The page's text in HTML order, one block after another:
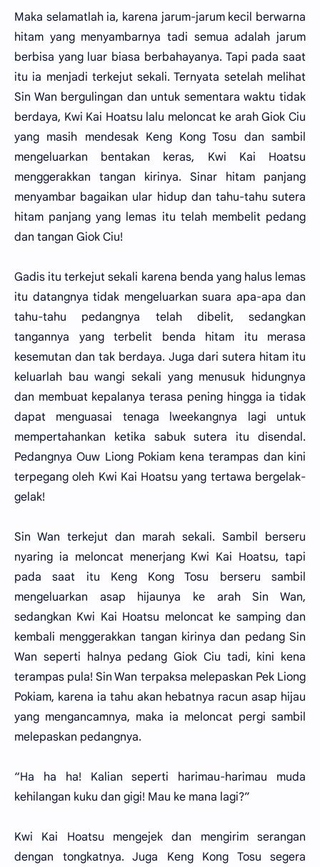
Maka selamatlah ia, karena jarum-jarum kecil berwarna
hitam yang menyambarnya tadi semua adalah jarum
berbisa yang luar biasa berbahayanya. Tapi pada saat
itu ia menjadi terkejut sekali. Ternyata setelah melihat
Sin Wan bergulingan dan untuk sementara waktu tidak
berdaya, Kwi Kai Hoatsu lalu meloncat ke arah Giok Ciu
yang masih mendesak Keng Kong Tosu dan sambil
mengeluarkan bentakan keras, Kwi Kai Hoatsu
menggerakkan tangan kirinya. Sinar hitam panjang
menyambar bagaikan ular hidup dan tahu-tahu sutera
hitam panjang yang lemas itu telah membelit pedang
dan tangan Giok Ciu!
Gadis itu terkejut sekali karena benda yang halus lemas
itu datangnya tidak mengeluarkan suara apa-apa dan
tahu-tahu pedangnya telah dibelit, sedangkan
tangannya yang terbelit benda hitam itu merasa
kesemutan dan tak berdaya. Juga dari sutera hitam itu
keluarlah bau wangi sekali yang menusuk hidungnya
dan membuat kepalanya terasa pening hingga ia tidak
dapat menguasai tenaga lweekangnya lagi untuk
mempertahankan ketika sabuk sutera itu disendal.
Pedangnya Ouw Liong Pokiam kena terampas dan kini
terpegang oleh Kwi Kai Hoatsu yang tertawa bergelak-
gelak!
Sin Wan terkejut dan marah sekali. Sambil berseru
nyaring ia meloncat menerjang Kwi Kai Hoatsu, tapi
pada saat itu Keng Kong Tosu berseru sambil
mengeluarkan asap hijaunya ke arah Sin Wan,
sedangkan Kwi Kai Hoatsu meloncat ke samping dan
kembali menggerakkan tangan kirinya dan pedang Sin
Wan seperti halnya pedang Giok Ciu tadi, kini kena
terampas pula! Sin Wan terpaksa melepaskan Pek Liong
Pokiam, karena ia tahu akan hebatnya racun asap hijau
yang mengancamnya, maka ia meloncat pergi sambil
melepaskan pedangnya.
“Ha ha ha! Kalian seperti harimau-harimau muda
kehilangan kuku dan gigi! Mau ke mana lagi?”
Kwi Kai Hoatsu mengejek dan mengirim serangan
dengan tongkatnya. Juga Keng Kong Tosu segera